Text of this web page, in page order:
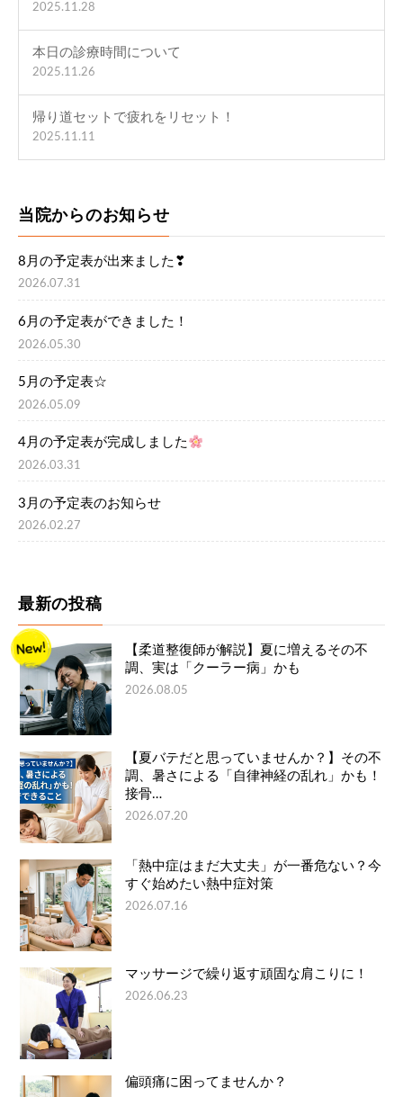
2025.11.28
本日の診療時間について
2025.11.26
帰り道セットで疲れをリセット！
2025.11.11
当院からのお知らせ
8月の予定表が出来ました❣
2026.07.31
6月の予定表ができました！
2026.05.30
5月の予定表☆
2026.05.09
4月の予定表が完成しました
2026.03.31
3月の予定表のお知らせ
2026.02.27
最新の投稿
【柔道整復師が解説】夏に増えるその不
調、実は「クーラー病」かも
2026.08.05
【夏バテだと思っていませんか？】その不
調、暑さによる「自律神経の乱れ」かも！
接骨…
2026.07.20
「熱中症はまだ大丈夫」が一番危ない？今
すぐ始めたい熱中症対策
2026.07.16
マッサージで繰り返す頑固な肩こりに！
2026.06.23
偏頭痛に困ってませんか？